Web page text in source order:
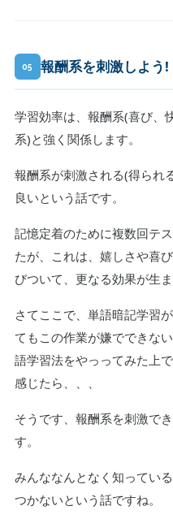
05 報酬系を刺激しよう!
学習効率は、報酬系(喜び、
系)と強く関係します。
報酬系が刺激される(得られ
良いという話です。
記憶定着のために複数回テ
たが、これは、嬉しさや喜
びついて、更なる効果が生
さてここで、単語暗記学習
てもこの作業が嫌でできな
語学習法をやっってみた上
感じたら、、、
そうです、報酬系を刺激で
す。
みんななんとなく知ってい
つかないという話ですね。